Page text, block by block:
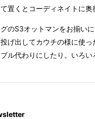
置くとコーディネイトに奥
グのS3オットマンをお揃い
げ出してカウチの様に使
ル代わりにしたり。いろい